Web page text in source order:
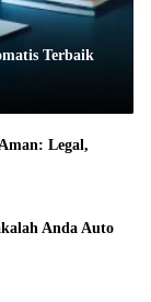
Terbaik
Legal,
Anda Auto